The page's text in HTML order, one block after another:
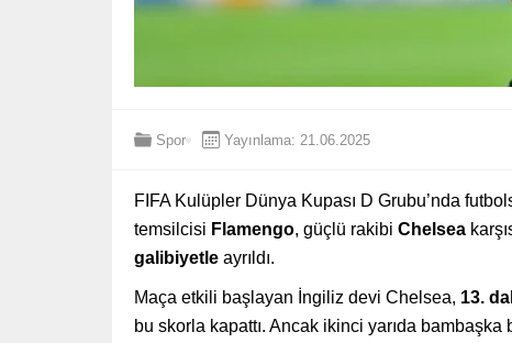
Spor Yayınlama: 21.06.2025
FIFA Kulüpler Dünya Kupası D Grubu’nda
temsilcisi Flamengo, güçlü rakibi Chelsea
galibiyetle ayrıldı.
Maça etkili başlayan İngiliz devi Chelsea, 13.
bu skorla kapattı. Ancak ikinci yarıda bambaşka